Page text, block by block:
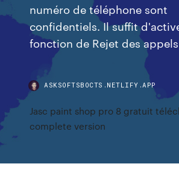
numéro de téléphone sont
confidentiels. Il suffit
fonction de Rejet des appels
ASKSOFTSBOCTS.NETLIFY.APP
Jasc paint shop pro 8 gratuit
complete version